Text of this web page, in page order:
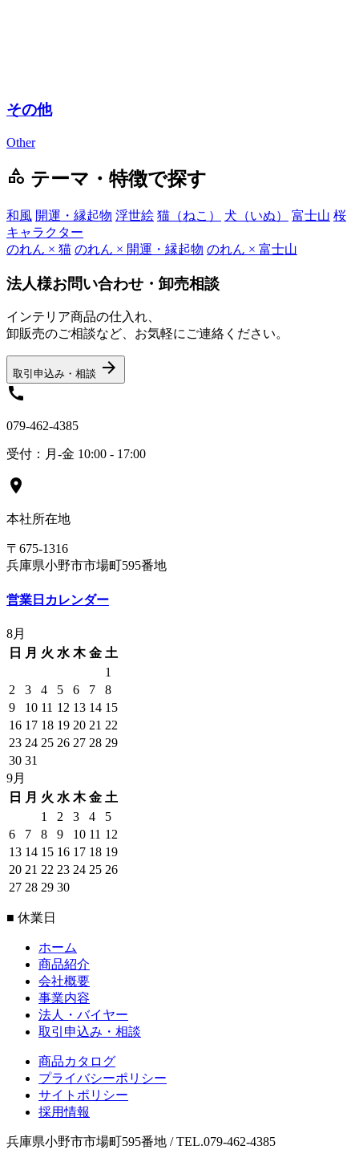
その他
Other
category テーマ・特徴で探す
和風 開運・縁起物 浮世絵 猫（ねこ） 犬（いぬ） 富士山 桜
キャラクター
のれん × 猫 のれん × 開運・縁起物 のれん × 富士山
法人様お問い合わせ・卸売相談
インテリア商品の仕入れ、
卸販売のご相談など、お気軽にご連絡ください。
取引申込み・相談 arrow_forward
call
079-462-4385
受付：月-金 10:00 - 17:00
location_on
本社所在地
〒675-1316
兵庫県小野市市場町595番地
営業日カレンダー
8月
日
月 火 水 木 金 土
1
2
3 4 5 6 7
8
9
10 11 12 13 14 15
16 17 18 19 20 21 22
23 24 25 26 27 28 29
30 31
9月
日
月 火 水 木 金 土
1
2 3 4
5
6
7 8 9 10 11 12
13 14 15 16 17 18 19
20 21 22 23 24 25 26
27 28 29 30
■ 休業日
ホーム
商品紹介
会社概要
事業内容
法人・バイヤー
取引申込み・相談
商品カタログ
プライバシーポリシー
サイトポリシー
採用情報
兵庫県小野市市場町595番地 / TEL.079-462-4385